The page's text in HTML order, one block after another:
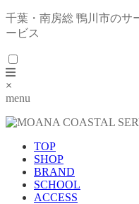
千葉・南房総 鴨川市のサ
ービス
×
menu
TOP
SHOP
BRAND
SCHOOL
ACCESS